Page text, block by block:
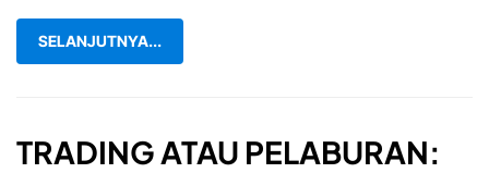
SELANJUTNYA...
TRADING ATAU PELABURAN: